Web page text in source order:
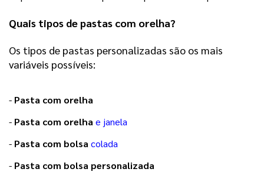
Quais tipos de pastas com orelha?
Os tipos de pastas personalizadas são os mais
variáveis possíveis:
- Pasta com orelha
- Pasta com orelha e janela
- Pasta com bolsa colada
- Pasta com bolsa personalizada